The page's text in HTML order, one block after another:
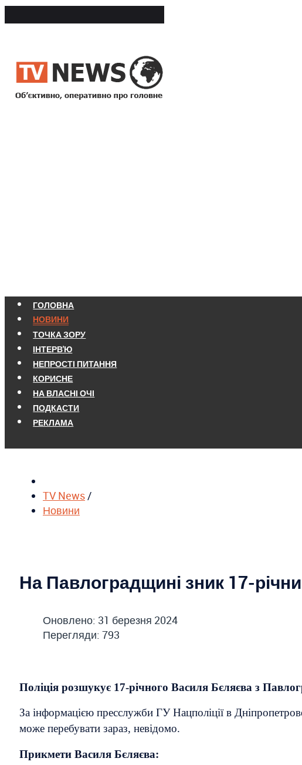
ГОЛОВНА
НОВИНИ
ТОЧКА ЗОРУ
ІНТЕРВ'Ю
НЕПРОСТІ ПИТАННЯ
КОРИСНЕ
НА ВЛАСНІ ОЧІ
ПОДКАСТИ
РЕКЛАМА
TV News /
Новини
На Павлоградщині зник 17-
Оновлено: 31 березня 2024
Перегляди: 793
Поліція розшукує 17-річного Василя Бєляєва з
За інформацією пресслужби ГУ Нацполіції в
може перебувати зараз, невідомо.
Прикмети Василя Бєляєва: